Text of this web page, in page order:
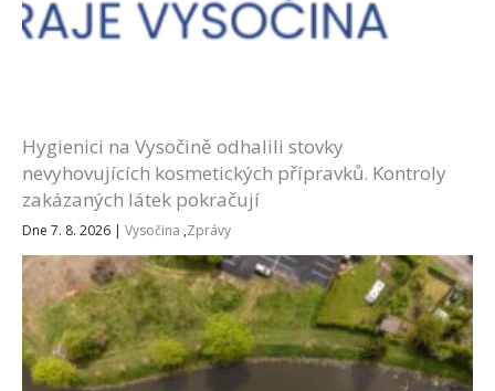
Hygienici na Vysočině odhalili stovky
nevyhovujících kosmetických přípravků. Kontroly
zakázaných látek pokračují
Dne 7. 8. 2026 | Vysočina ,Zprávy